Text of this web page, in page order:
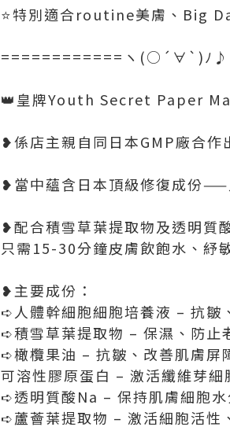
⭐特別適合routine美膚、Big
============ヽ(○´∀`)ﾉ♪
👑皇牌Youth Secret Paper
❥係店主親自同日本GMP廠合
❥當中蘊含日本頂級修復成份
❥配合積雪草葉提取物及透明質
只需15-30分鐘皮膚飲飽水、紓
❥主要成份：
➪人體幹細胞細胞培養液 – 抗皺
➪積雪草葉提取物 – 保濕、防止
➪橄欖果油 – 抗皺、改善肌膚屏
可溶性膠原蛋白 – 激活纖維芽
➪透明質酸Na – 保持肌膚細胞
➪蘆薈葉提取物 – 激活細胞活性